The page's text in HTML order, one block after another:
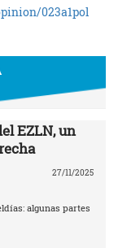
023a1pol
EZLN, un
27/11/2025
algunas partes